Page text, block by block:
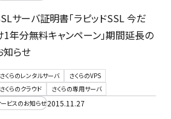
サーバ証明書「ラピッドSSL 今だ
1年分無料キャンペーン」期間延長の
知らせ
さくらのレンタルサーバ
さくらのVPS
さくらのクラウド
さくらの専用サーバ
ビスのお知らせ2015.11.27